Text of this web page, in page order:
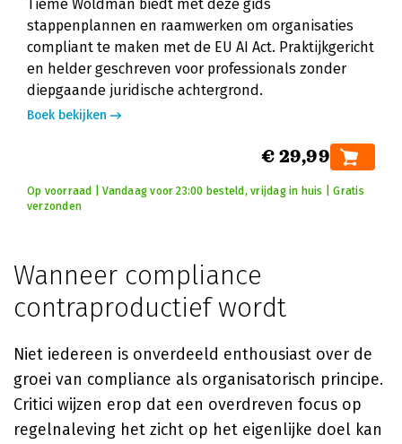
Tieme Woldman biedt met deze gids
stappenplannen en raamwerken om organisaties
compliant te maken met de EU AI Act. Praktijkgericht
en helder geschreven voor professionals zonder
diepgaande juridische achtergrond.
Boek bekijken
€ 29,99
Op voorraad | Vandaag voor 23:00 besteld, vrijdag in huis | Gratis
verzonden
Wanneer compliance
contraproductief wordt
Niet iedereen is onverdeeld enthousiast over de
groei van compliance als organisatorisch principe.
Critici wijzen erop dat een overdreven focus op
regelnaleving het zicht op het eigenlijke doel kan